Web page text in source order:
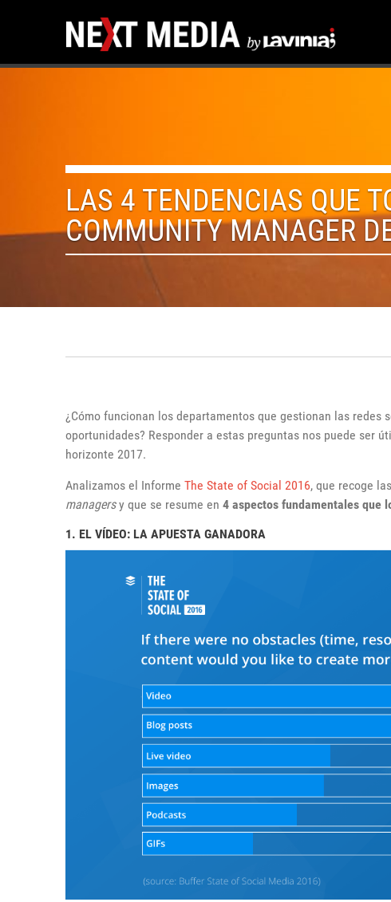
LAS 4 TENDENCIAS QUE
COMMUNITY MANAGER
¿Cómo funcionan los departamentos que gestionan las redes
oportunidades? Responder a estas preguntas nos puede ser
horizonte 2017.
Analizamos el Informe The State of Social 2016, que recoge
managersy que se resume en 4 aspectos fundamentales que
1. EL VÍDEO: LA APUESTA GANADORA